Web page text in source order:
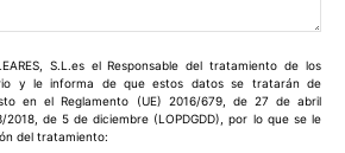
S.L.es el Responsable del tratamiento de los
y le informa de que estos datos se tratarán de
en el Reglamento (UE) 2016/679, de 27 de abril
2018, de 5 de diciembre (LOPDGDD), por lo que se le
del tratamiento: